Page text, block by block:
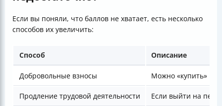
Если вы поняли, что баллов не хватает, есть несколько
способов их увеличить:
Способ Описание
Добровольные взносы Можно «купить»
Продление трудовой деятельности Если выйти на